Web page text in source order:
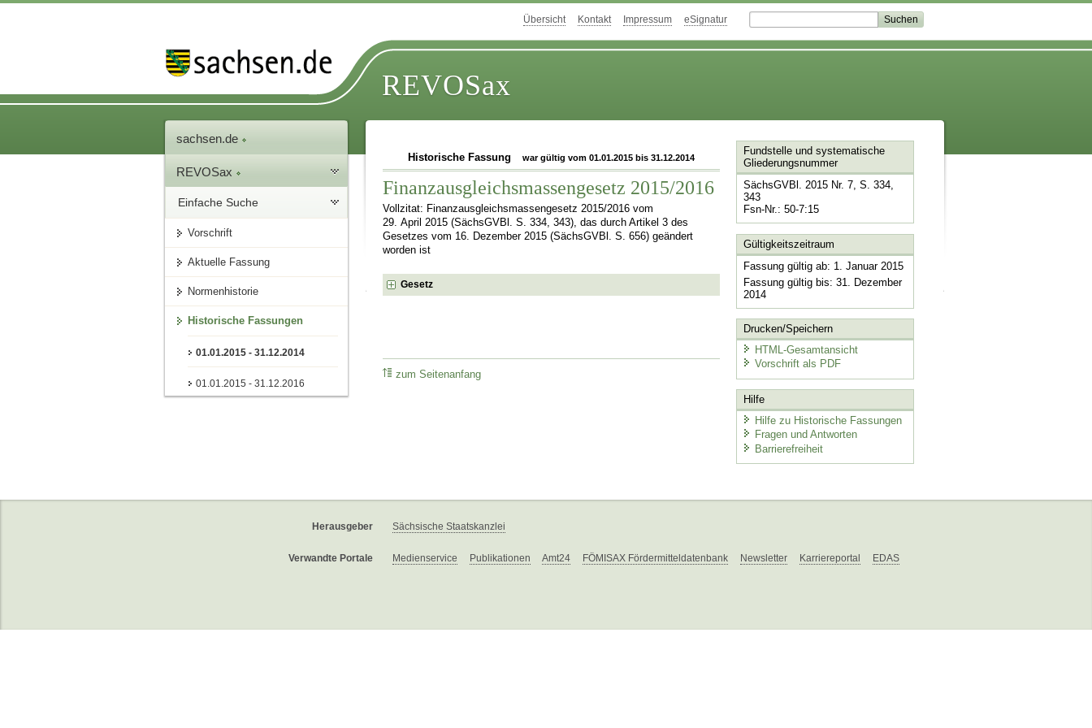
Übersicht Kontakt Impressum eSignatur
REVOSax
sachsen.de
REVOSax
Einfache Suche
Vorschrift
Aktuelle Fassung
Normenhistorie
Historische Fassungen
01.01.2015 - 31.12.2014
01.01.2015 - 31.12.2016
Historische Fassung war gültig vom 01.01.2015 bis 31.12.2014
Finanzausgleichsmassengesetz 2015/2016
Vollzitat: Finanzausgleichsmassengesetz 2015/2016 vom
29. April 2015 (SächsGVBl. S. 334, 343), das durch Artikel 3 des
Gesetzes vom 16. Dezember 2015 (SächsGVBl. S. 656) geändert
worden ist
Gesetz
zum Seitenanfang
Fundstelle und systematische
Gliederungsnummer
SächsGVBl. 2015 Nr. 7, S. 334,
343
Fsn-Nr.: 50-7:15
Gültigkeitszeitraum
Fassung gültig ab: 1. Januar 2015
Fassung gültig bis: 31. Dezember
2014
Drucken/Speichern
HTML-Gesamtansicht
Vorschrift als PDF
Hilfe
Hilfe zu Historische Fassungen
Fragen und Antworten
Barrierefreiheit
Herausgeber Sächsische Staatskanzlei
Verwandte Portale Medienservice Publikationen Amt24 FÖMISAX Fördermitteldatenbank Newsletter Karriereportal EDAS